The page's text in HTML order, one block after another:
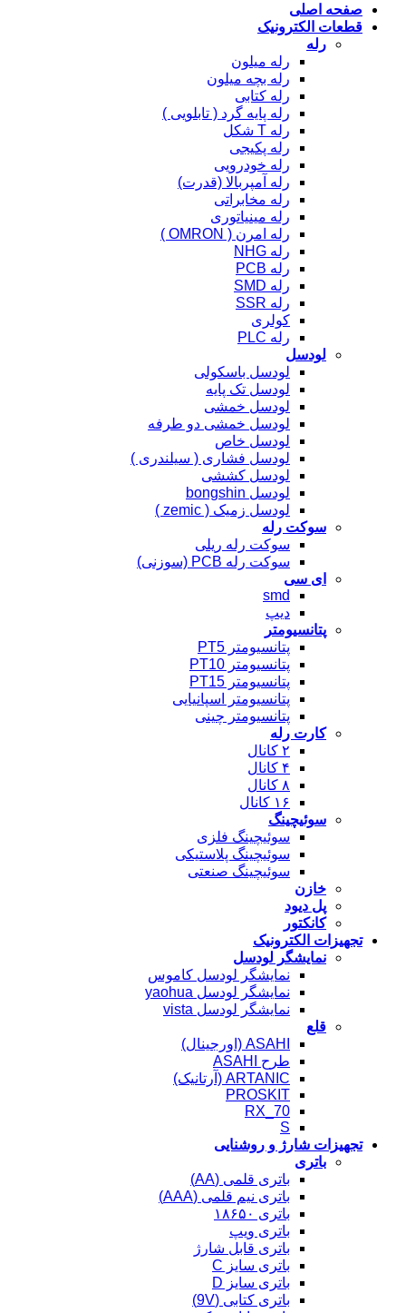
صفحه اصلی
قطعات الکترونیک
رله
رله میلون
رله بچه میلون
رله کتابی
رله پایه گرد ( تابلویی )
رله T شکل
رله پکیجی
رله خودرویی
رله آمپربالا (قدرت)
رله مخابراتی
رله مینیاتوری
رله امرن ( OMRON )
رله NHG
رله PCB
رله SMD
رله SSR
کولری
رله PLC
لودسل
لودسل باسکولی
لودسل تک پایه
لودسل خمشی
لودسل خمشی دو طرفه
لودسل خاص
لودسل فشاری ( سیلندری )
لودسل کششی
لودسل bongshin
لودسل زمیک ( zemic )
سوکت رله
سوکت رله ریلی
سوکت رله PCB (سوزنی)
ای سی
smd
دیپ
پتانسیومتر
پتانسیومتر PT5
پتانسیومتر PT10
پتانسیومتر PT15
پتانسیومتر اسپانیایی
پتانسیومتر چینی
کارت رله
۲ کانال
۴ کانال
۸ کانال
۱۶ کانال
سوئیچینگ
سوئیچینگ فلزی
سوئیچینگ پلاستیکی
سوئیچینگ صنعتی
خازن
پل دیود
کانکتور
تجهیزات الکترونیک
نمایشگر لودسل
نمایشگر لودسل کاموس
نمایشگر لودسل yaohua
نمایشگر لودسل vista
قلع
ASAHI (اورجینال)
طرح ASAHI
ARTANIC (آرتانیک)
PROSKIT
RX_70
S
تجهیزات شارژ و روشنایی
باتری
باتری قلمی (AA)
باتری نیم قلمی (AAA)
باتری ۱۸۶۵۰
باتری ویپ
باتری قابل شارژ
باتری سایز C
باتری سایز D
باتری کتابی (9V)